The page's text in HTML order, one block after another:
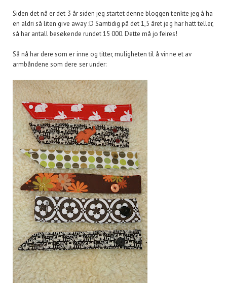
Siden det nå er det 3 år siden jeg startet denne bloggen tenkte jeg å ha
en aldri så liten give away :D Samtidig på det 1,5 året jeg har hatt teller,
så har antall besøkende rundet 15 000. Dette må jo feires!
Så nå har dere som er inne og titter, muligheten til å vinne et av
armbåndene som dere ser under: